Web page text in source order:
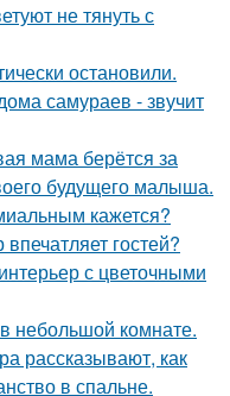
не тянуть с
остановили.
самураев - звучит
мама берётся за
будущего малыша.
кажется?
гостей?
с цветочными
небольшой комнате.
рассказывают, как
в спальне.